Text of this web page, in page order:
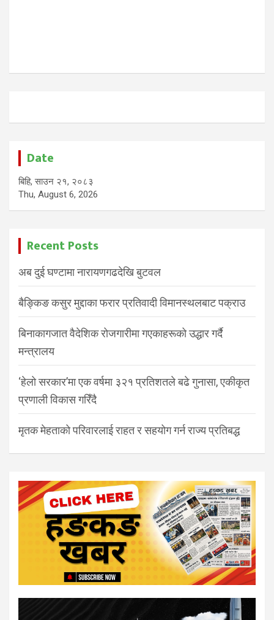
Date
बिहि, साउन २१, २०८३
Thu, August 6, 2026
Recent Posts
अब दुई घण्टामा नारायणगढदेखि बुटवल
बैङ्किङ कसुर मुद्दाका फरार प्रतिवादी विमानस्थलबाट पक्राउ
बिनाकागजात वैदेशिक रोजगारीमा गएकाहरूको उद्धार गर्दै
मन्त्रालय
‘हेलो सरकार’मा एक वर्षमा ३२१ प्रतिशतले बढे गुनासा, एकीकृत
प्रणाली विकास गरिँदै
मृतक मेहताको परिवारलाई राहत र सहयोग गर्न राज्य प्रतिबद्ध